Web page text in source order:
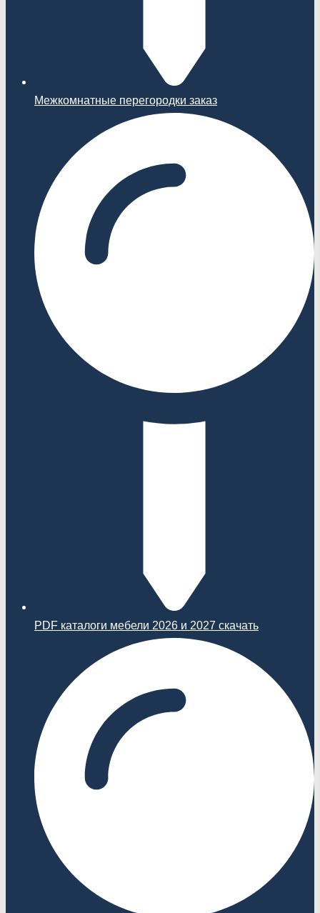
Межкомнатные перегородки заказ
PDF каталоги мебели 2026 и 2027 скачать